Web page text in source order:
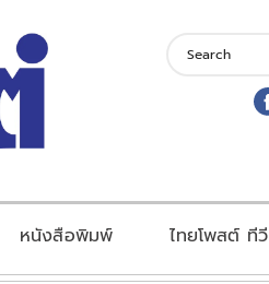
หนังสือพิมพ์ ไทยโพสต์ ทีวี